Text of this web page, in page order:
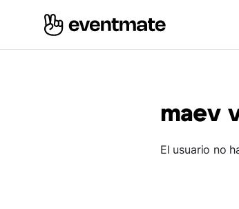
maev
El usuario no